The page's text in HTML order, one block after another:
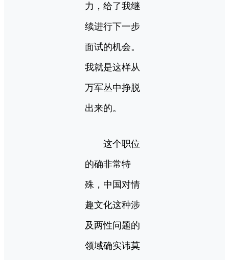
力，给了我继
续进行下一步
面试的机会。
我就是这样从
万军丛中挣脱
出来的。
这个职位
的确非常特
殊，中国对情
趣文化这种涉
及两性问题的
领域确实讳莫